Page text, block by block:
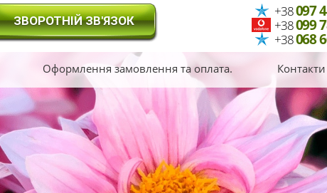
ЗВОРОТНІЙ ЗВ'ЯЗОК
+38097
+38099
+38068
Оформлення замовлення та оплата. Контакти